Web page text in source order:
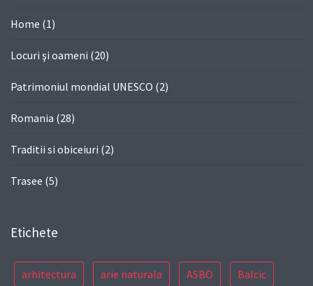
Home (1)
Locuri şi oameni (20)
Patrimoniul mondial UNESCO (2)
Romania (28)
Traditii si obiceiuri (2)
Trasee (5)
Etichete
arhitectura arie naturala ASBO Balcic